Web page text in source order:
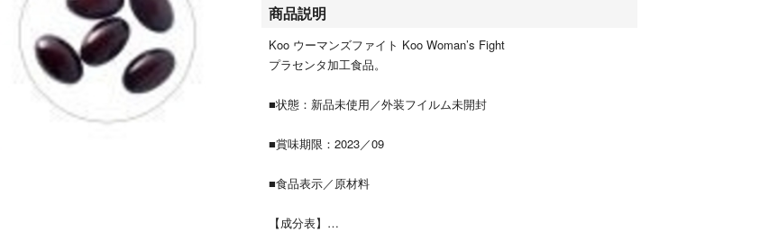
商品説明
Koo ウーマンズファイト Koo Woman’s Fight
プラセンタ加工食品。
■状態：新品未使用／外装フイルム未開封
■賞味期限：2023／09
■食品表示／原材料
【成分表】